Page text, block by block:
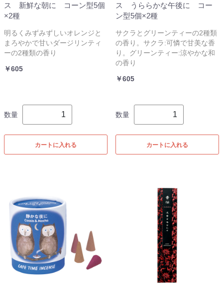
ス 新鮮な朝に コーン型5個
×2種
明るくみずみずしいオレンジと
まろやかで甘いダージリンティ
ーの2種類の香り
￥605
数量
カートに入れる
ス うららかな午後に コー
ン型5個×2種
サクラとグリーンティーの2種類
の香り。サクラ:可憐で甘美な香
り。グリーンティー:涼やかな和
の香り
￥605
数量
カートに入れる